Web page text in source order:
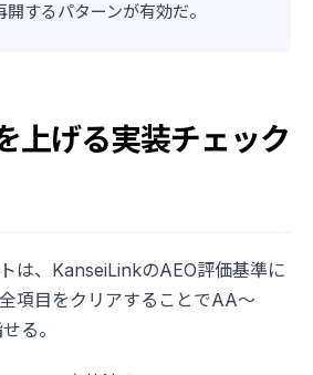
するパターンが有効だ。
上げる実装チェック
は、KanseiLinkのAEO評価基準に
項目をクリアすることでAA〜
る。